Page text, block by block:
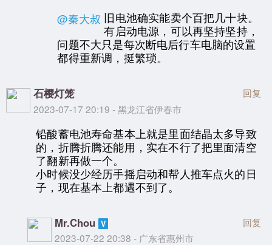
@秦大叔 旧电池确实能卖个百把几十块。
有启动电源，可以再坚持坚持，
问题不大只是每次断电后行车电脑的设置
都得重新调，挺繁琐。
石樱灯笼
2023-07-17 20:19 - 黑龙江省伊春市
回复
铅酸蓄电池寿命基本上就是里面结晶太多导致
的，折腾折腾还能用，实在不行了把里面清空
了翻新再做一个。
小时候没少经历手摇启动和帮人推车点火的日
子，现在基本上都遇不到了。
Mr.Chou
2023-07-22 20:38 - 广东省惠州市
回复